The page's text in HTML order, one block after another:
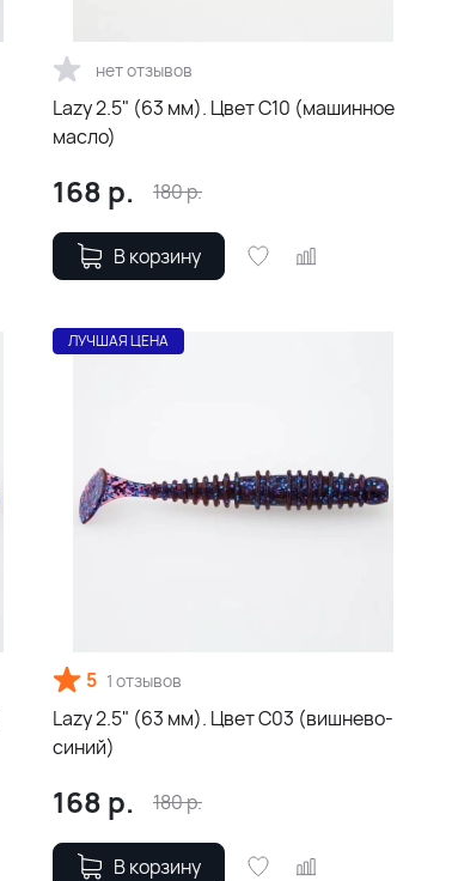
нет отзывов
Lazy 2.5" (63 мм). Цвет С10 (машинное
масло)
168 р. 180р.
В корзину
ЛУЧШАЯ ЦЕНА
5 1 отзывов
Lazy 2.5" (63 мм). Цвет С03 (вишнево-
синий)
168 р. 180р.
В корзину